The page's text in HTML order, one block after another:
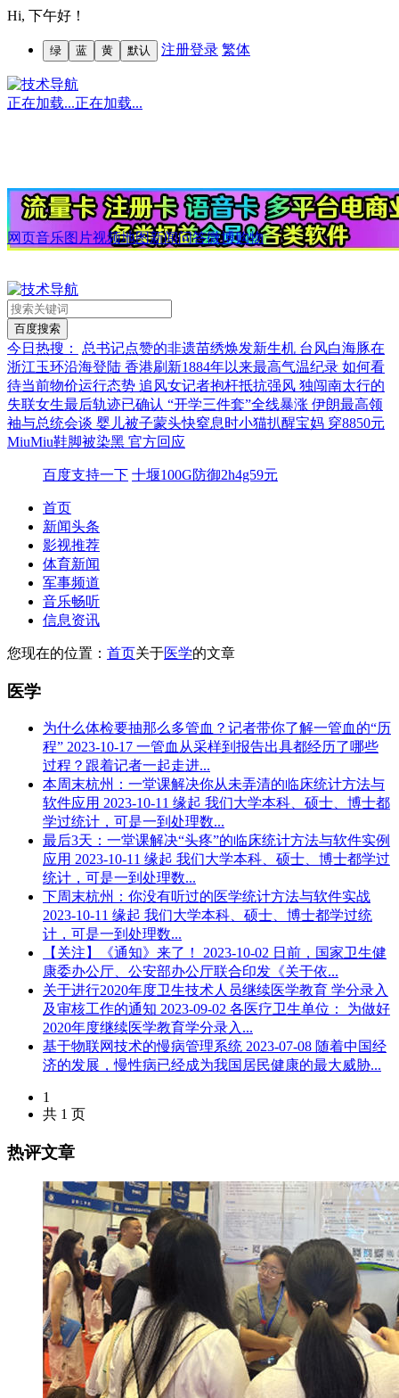
Hi, 下午好！
绿 蓝 黄 默认 注册登录 繁体
正在加载...正在加载...
网页音乐图片视频地图新闻问答微博购物
今日热搜： 总书记点赞的非遗苗绣焕发新生机 台风白海豚在
浙江玉环沿海登陆 香港刷新1884年以来最高气温纪录 如何看
待当前物价运行态势 追风女记者抱杆抵抗强风 独闯南太行的
失联女生最后轨迹已确认 “开学三件套”全线暴涨 伊朗最高领
袖与总统会谈 婴儿被子蒙头快窒息时小猫扒醒宝妈 穿8850元
MiuMiu鞋脚被染黑 官方回应
百度支持一下 十堰100G防御2h4g59元
首页
新闻头条
影视推荐
体育新闻
军事频道
音乐畅听
信息资讯
您现在的位置： 首页关于医学的文章
医学
为什么体检要抽那么多管血？记者带你了解一管血的“历
程” 2023-10-17 一管血从采样到报告出具都经历了哪些
过程？跟着记者一起走进...
本周末杭州：一堂课解决你从未弄清的临床统计方法与
软件应用 2023-10-11 缘起 我们大学本科、硕士、博士都
学过统计，可是一到处理数...
最后3天：一堂课解决“头疼”的临床统计方法与软件实例
应用 2023-10-11 缘起 我们大学本科、硕士、博士都学过
统计，可是一到处理数...
下周末杭州：你没有听过的医学统计方法与软件实战
2023-10-11 缘起 我们大学本科、硕士、博士都学过统
计，可是一到处理数...
【关注】《通知》来了！
2023-10-02 日前，国家卫生健
康委办公厅、公安部办公厅联合印发《关于依...
关于进行2020年度卫生技术人员继续医学教育 学分录入
及审核工作的通知 2023-09-02 各医疗卫生单位： 为做好
2020年度继续医学教育学分录入...
基于物联网技术的慢病管理系统 2023-07-08 随着中国经
济的发展，慢性病已经成为我国居民健康的最大威胁...
1
共 1 页
热评文章